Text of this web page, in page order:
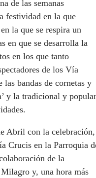
de las semanas
festividad en la que
la que se respira un
en que se desarrolla la
en los que tanto
de los Vía
bandas de cornetas y
y la tradicional y popular
Abril con la celebración,
Crucis en la Parroquia
de la
y, una hora más